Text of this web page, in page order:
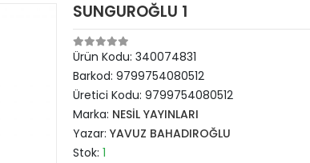
SUNGUROĞLU 1
Ürün Kodu: 340074831
Barkod: 9799754080512
Üretici Kodu: 9799754080512
Marka: NESİL YAYINLARI
Yazar: YAVUZ BAHADIROĞLU
Stok: 1